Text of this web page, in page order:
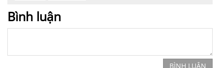
Bình luận
BÌNH LUẬN